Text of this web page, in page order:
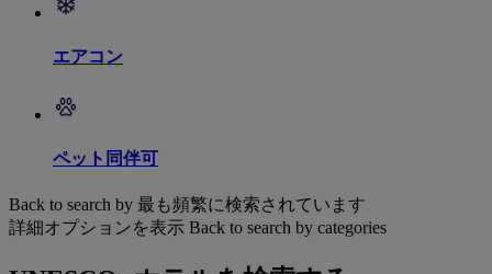
エアコン
ペット同伴可
Back to search by 最も頻繁に検索されています
詳細オプションを表示 Back to search by categories